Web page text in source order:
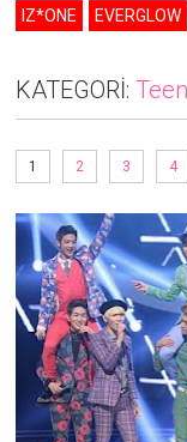
IZ*ONE
EVERGLOW
KATEGORİ:
1 2 3 4